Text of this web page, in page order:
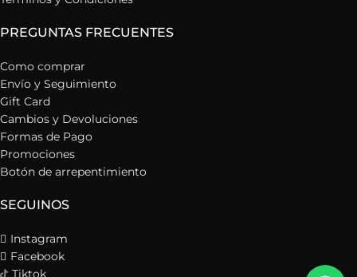
PREGUNTAS FRECUENTES
Como comprar
Envío y Seguimiento
Gift Card
Cambios y Devoluciones
Formas de Pago
Promociones
Botón de arrepentimiento
SEGUINOS
Instagram
Facebook
Tiktok